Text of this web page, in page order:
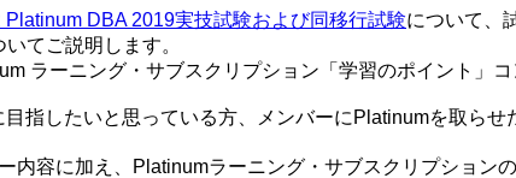
DBA 2019実技試験および同移行試験について、
てご説明します。
ラーニング・サブスクリプション「学習のポイント」
指したいと思っている方、メンバーにPlatinumを取らせ
容に加え、Platinumラーニング・サブスクリプション